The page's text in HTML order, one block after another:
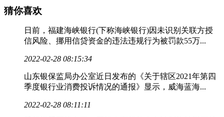
猜你喜欢
日前，福建海峡银行(下称海峡银行)因未识别关联方授
信风险、挪用信贷资金的违法违规行为被罚款55万...
2022-02-28 08:15:34
山东银保监局办公室近日发布的《关于辖区2021年第四
季度银行业消费投诉情况的通报》显示，威海蓝海...
2022-02-28 08:11:11